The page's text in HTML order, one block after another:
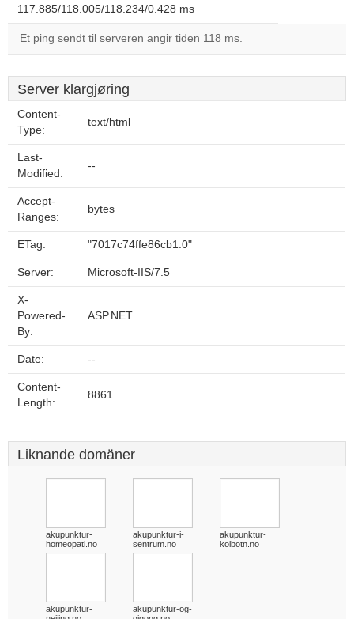
117.885/118.005/118.234/0.428 ms
Et ping sendt til serveren angir tiden 118 ms.
Server klargjøring
Content-
Type:
text/html
Last-
Modified:
--
Accept-
Ranges:
bytes
ETag: "7017c74ffe86cb1:0"
Server: Microsoft-IIS/7.5
X-
Powered-
By:
ASP.NET
Date: --
Content-
Length:
8861
Liknande domäner
akupunktur-
homeopati.no
akupunktur-i-
sentrum.no
akupunktur-
kolbotn.no
akupunktur-
akupunktur-og-